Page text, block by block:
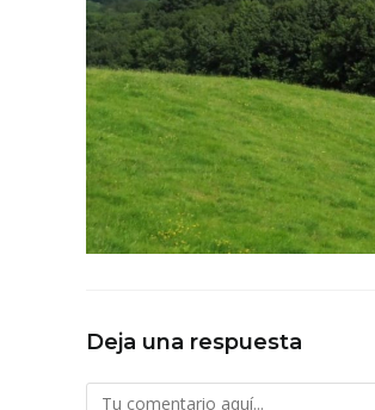
Deja una respuesta
Comentario